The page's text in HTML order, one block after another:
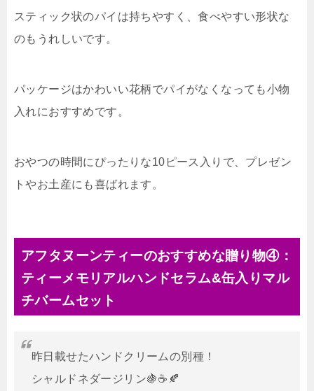
スティック状のパイは持ちやすく、食べやすい形状な
のもうれしいです。
パッケージはかわいい花柄でパイがなくなっても小物
入れにおすすめです。
おやつの時間にぴったりな10ピース入りで、プレゼン
トやお土産にも喜ばれます。
アフタヌーンティーのおすすめな贈り物④：
ティーメモリアルハンドセラム&缶入りマル
チバームセット
昨日載せたハンドクリームの別種！
シャルドネダージリン🍇☕️🍂